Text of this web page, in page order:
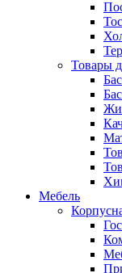
Товары
Мебель